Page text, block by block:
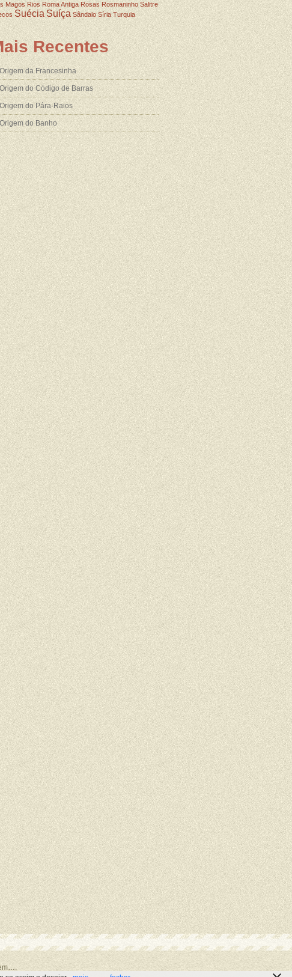
Magos Rios Roma Antiga Rosas Rosmaninho Salitre
Suécia Suíça Sândalo Síria Turquia
Recentes
da Francesinha
do Código de Barras
do Pára-Raios
do Banho